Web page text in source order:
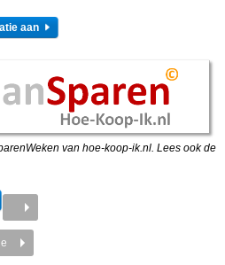
aan
van hoe-koop-ik.nl. Lees ook de